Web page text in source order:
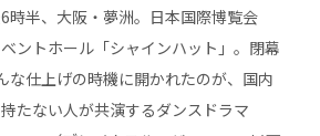
時半、大阪・夢洲。日本国際博覧会
ベントホール「シャインハット」。閉幕
な仕上げの時機に開かれたのが、国内
たない人が共演するダンスドラマ